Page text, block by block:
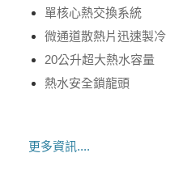
單核心熱交換系統
微通道散熱片迅速製冷
20公升超大熱水容量
熱水安全鎖龍頭
更多資訊....